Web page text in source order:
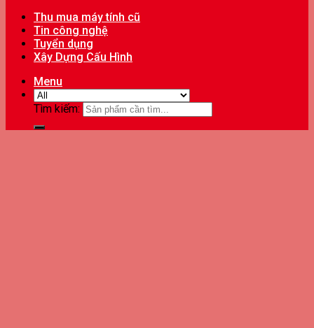
Thu mua máy tính cũ
Tin công nghệ
Tuyển dụng
Xây Dựng Cấu Hình
Menu
Tìm kiếm: